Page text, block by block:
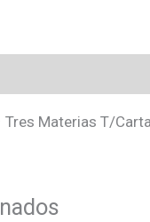
Tres Materias T/